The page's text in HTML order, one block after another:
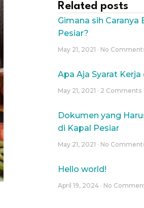
Related posts
Gimana sih Caranya
Pesiar?
May 21, 2021 No
Apa Aja Syarat
May 21, 2021 2 Comments
Dokumen yang
di Kapal Pesiar
May 21, 2021 No
Hello world!
April 19, 2024 No